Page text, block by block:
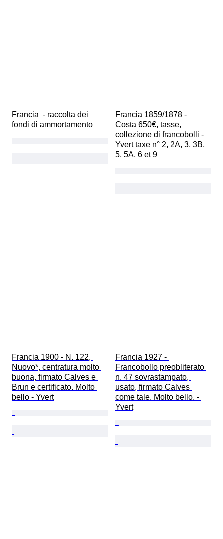
Francia  - raccolta dei
fondi di ammortamento
Francia 1859/1878 -
Costa 650€, tasse,
collezione di francobolli -
Yvert taxe n° 2, 2A, 3, 3B,
5, 5A, 6 et 9
Francia 1900 - N. 122,
Nuovo*, centratura molto
buona, firmato Calves e
Brun e certificato. Molto
bello - Yvert
Francia 1927 -
Francobollo preobliterato
n. 47 sovrastampato,
usato, firmato Calves
come tale. Molto bello. -
Yvert